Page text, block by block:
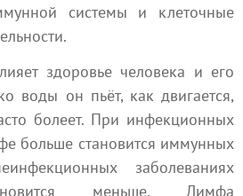
системы и клеточные
здоровье человека и его
воды он пьёт, как двигается,
болеет. При инфекционных
больше становится иммунных
заболеваниях
меньше. Лимфа